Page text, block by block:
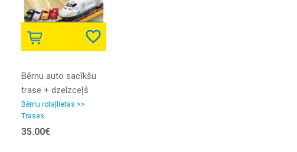
Bērnu auto sacīkšu
trase + dzelzceļš
bērniem, ar mašīnu
un ātrvilcienu
Bērnu rotaļlietas >>
Trases
35.00€